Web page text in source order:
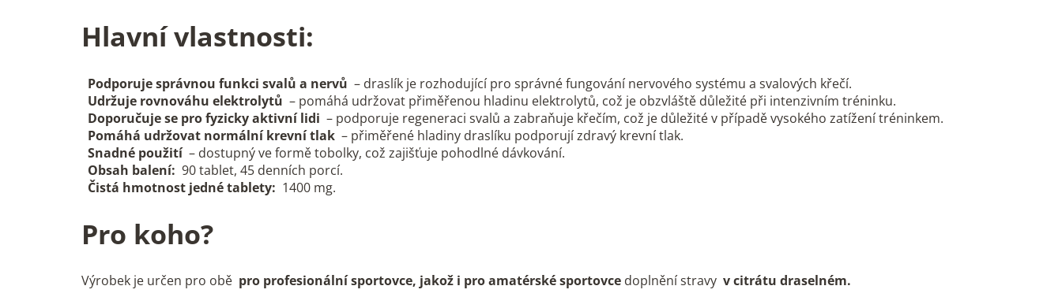
Hlavní vlastnosti:
Podporuje správnou funkci svalů a nervů – draslík je rozhodující pro správné fungování nervového systému a svalových křečí.
Udržuje rovnováhu elektrolytů – pomáhá udržovat přiměřenou hladinu elektrolytů, což je obzvláště důležité při intenzivním tréninku.
Doporučuje se pro fyzicky aktivní lidi – podporuje regeneraci svalů a zabraňuje křečím, což je důležité v případě vysokého zatížení tréninkem.
Pomáhá udržovat normální krevní tlak – přiměřené hladiny draslíku podporují zdravý krevní tlak.
Snadné použití – dostupný ve formě tobolky, což zajišťuje pohodlné dávkování.
Obsah balení: 90 tablet, 45 denních porcí.
Čistá hmotnost jedné tablety: 1400 mg.
Pro koho?
Výrobek je určen pro obě pro profesionální sportovce, jakož i pro amatérské sportovce doplnění stravy v citrátu draselném.